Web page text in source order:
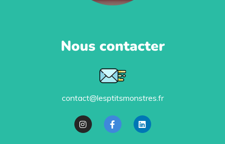
Nous contacter
contact@lesptitsmonstres.fr